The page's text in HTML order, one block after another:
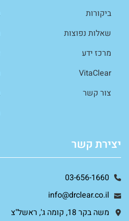
ביקורות
שאלות נפוצות
מרכז ידע
VitaClear
צור קשר
יצירת קשר
03-656-1660
info@drclear.co.il
משה בקר 18, קומה ג', ראשל"צ